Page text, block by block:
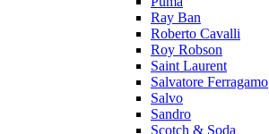
Ray Ban
Roberto Cavalli
Roy Robson
Saint Laurent
Salvatore Ferragamo
Salvo
Sandro
Scotch & Soda